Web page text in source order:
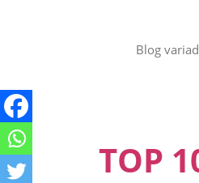
Blog
TOP